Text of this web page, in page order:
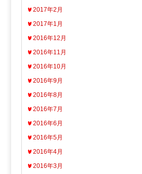
2017年2月
2017年1月
2016年12月
2016年11月
2016年10月
2016年9月
2016年8月
2016年7月
2016年6月
2016年5月
2016年4月
2016年3月